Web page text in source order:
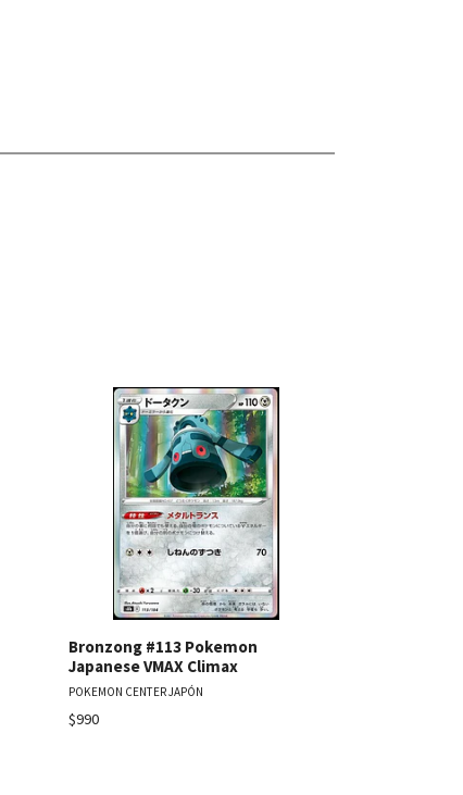
Ver detalles
Bronzong #113 Pokemon
Japanese VMAX Climax
POKEMON CENTER JAPÓN
$990